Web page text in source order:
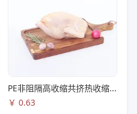
PE非阻隔高收缩共挤热收缩膜S83
￥ 0.63